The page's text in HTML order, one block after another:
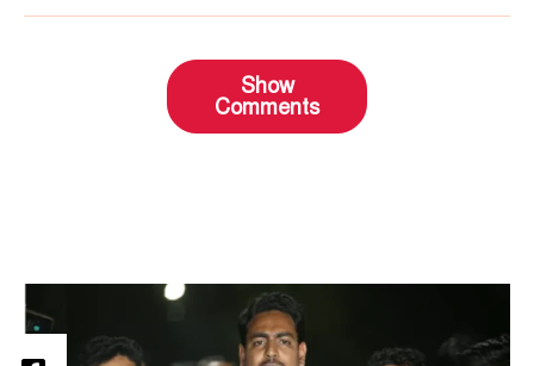
Show
Comments